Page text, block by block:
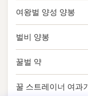
여왕벌 양성 양봉
벌비 양봉
꿀벌 약
꿀 스트레이너 여과기